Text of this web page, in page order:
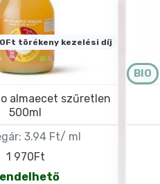
törékeny kezelési díj
3.94 Ft/ ml
almaecet szűretlen
500ml
1 970Ft
BIO